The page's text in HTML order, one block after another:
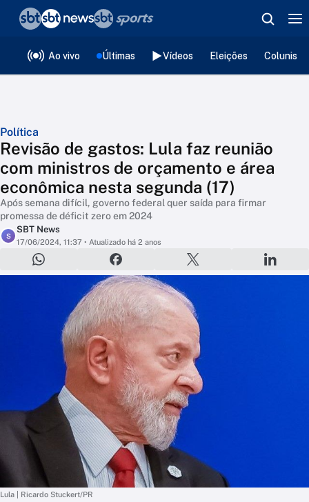
Ao vivo Últimas Vídeos Eleições
Política
Revisão de gastos: Lula faz reunião
com ministros de orçamento e área
econômica nesta segunda (17)
Após semana difícil, governo federal quer saída para firmar
promessa de déficit zero em 2024
S
SBT News
17/06/2024, 11:37 • Atualizado há 2 anos
Lula | Ricardo Stuckert/PR
❮voltar
Editorias